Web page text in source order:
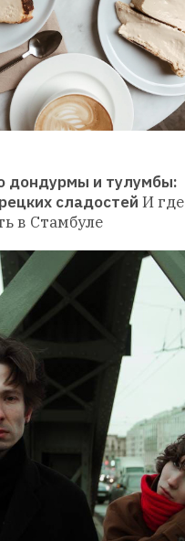
дондурмы и тулумбы:
сладостей И где
в Стамбуле